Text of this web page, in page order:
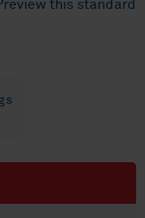
this standard